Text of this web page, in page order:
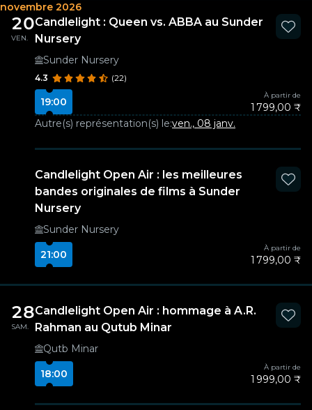
novembre 2026
20
VEN.
Candlelight : Queen vs. ABBA au Sunder
Nursery
Sunder Nursery
4.3 (22)
19:00
À partir de
1 799,00 ₹
Autre(s) représentation(s) le:ven., 08 janv.
Candlelight Open Air : les meilleures
bandes originales de films à Sunder
Nursery
Sunder Nursery
21:00
À partir de
1 799,00 ₹
28
SAM.
Candlelight Open Air : hommage à A.R.
Rahman au Qutub Minar
Qutb Minar
18:00
À partir de
1 999,00 ₹